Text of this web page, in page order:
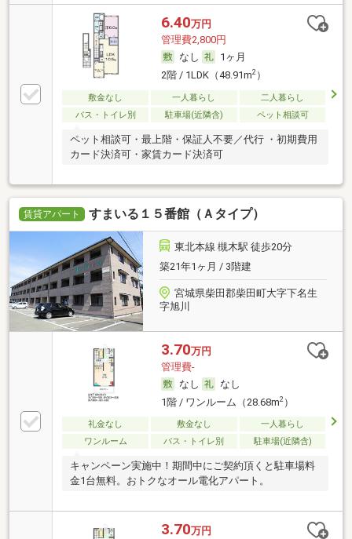
6.40万円
管理費2,800円
なし
1ヶ月
2階 / 1LDK（48.91m2）
敷金なし 一人暮らし
二人暮らし
バス・トイレ別
駐車場(近隣含) ペット相談可
ペット相談可・最上階・保証人不要／代行 ・初期費用
カード決済可・家賃カード決済可
賃貸アパート すまいる１５番館（Ａタイプ）
東北本線 槻木駅 徒歩20分
築21年1ヶ月 / 3階建
宮城県柴田郡柴田町大字下名生
字旭川
3.70万円
管理費-
なし
なし
1階 / ワンルーム（28.68m2）
礼金なし 敷金なし
一人暮らし
ワンルーム
バス・トイレ別 駐車場(近隣含)
キャンペーン実施中！期間中にご契約頂くと駐車場料
金1台無料。おトクなオール電化アパート。
3.70万円